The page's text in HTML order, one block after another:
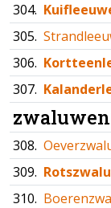
304.
305.
306.
307.
zwaluwen
308.
309.
310.